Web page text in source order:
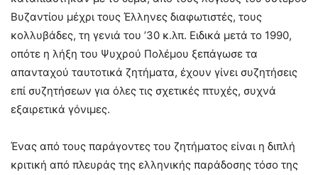
Βυζαντίου μέχρι τους Έλληνες διαφωτιστές, τους
κολλυβάδες, τη γενιά του ’30 κ.λπ. Ειδικά μετά το 1990,
οπότε η λήξη του Ψυχρού Πολέμου ξεπάγωσε τα
απανταχού ταυτοτικά ζητήματα, έχουν γίνει συζητήσεις
επί συζητήσεων για όλες τις σχετικές πτυχές, συχνά
εξαιρετικά γόνιμες.
Ένας από τους παράγοντες του ζητήματος είναι η διπλή
κριτική από πλευράς της ελληνικής παράδοσης τόσο της